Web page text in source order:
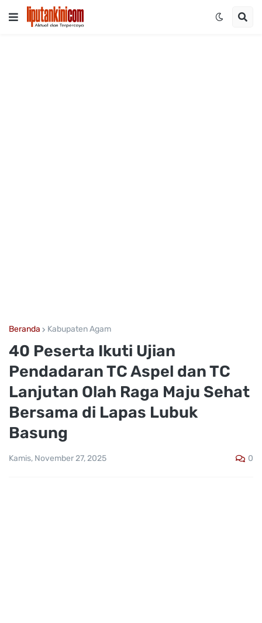
Beranda Kabupaten Agam
40 Peserta Ikuti Ujian
Pendadaran TC Aspel dan TC
Lanjutan Olah Raga Maju Sehat
Bersama di Lapas Lubuk
Basung
Kamis, November 27, 2025 0